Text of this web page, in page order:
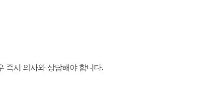
즉시 의사와 상담해야 합니다.